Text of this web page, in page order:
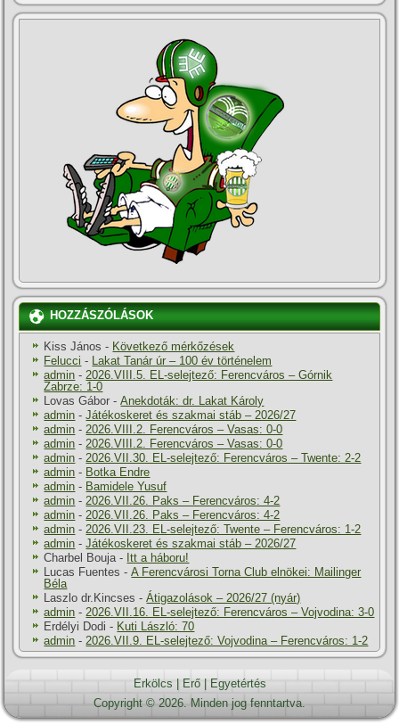
HOZZÁSZÓLÁSOK
Kiss János - Következő mérkőzések
Felucci - Lakat Tanár úr – 100 év történelem
admin -2026.VIII.5. EL-selejtező: Ferencváros – Górnik
Zabrze: 1-0
Lovas Gábor -Anekdoták: dr. Lakat Károly
admin -Játékoskeret és szakmai stáb – 2026/27
admin -2026.VIII.2. Ferencváros – Vasas: 0-0
admin -2026.VIII.2. Ferencváros – Vasas: 0-0
admin -2026.VII.30. EL-selejtező: Ferencváros – Twente: 2-2
admin - Botka Endre
admin - Bamidele Yusuf
admin -2026.VII.26. Paks – Ferencváros: 4-2
admin -2026.VII.26. Paks – Ferencváros: 4-2
admin -2026.VII.23. EL-selejtező: Twente – Ferencváros: 1-2
admin -Játékoskeret és szakmai stáb – 2026/27
Charbel Bouja- Itt a háboru!
Lucas Fuentes -A Ferencvárosi Torna Club elnökei: Mailinger
Béla
Laszlo dr.Kincses -Átigazolások – 2026/27 (nyár)
admin -2026.VII.16. EL-selejtező: Ferencváros – Vojvodina: 3-0
Erdélyi Dodi - Kuti László: 70
admin -2026.VII.9. EL-selejtező: Vojvodina – Ferencváros: 1-2
Erkölcs Erő|
Egyetértés
Copyright © 2026. Minden jog fenntartva.